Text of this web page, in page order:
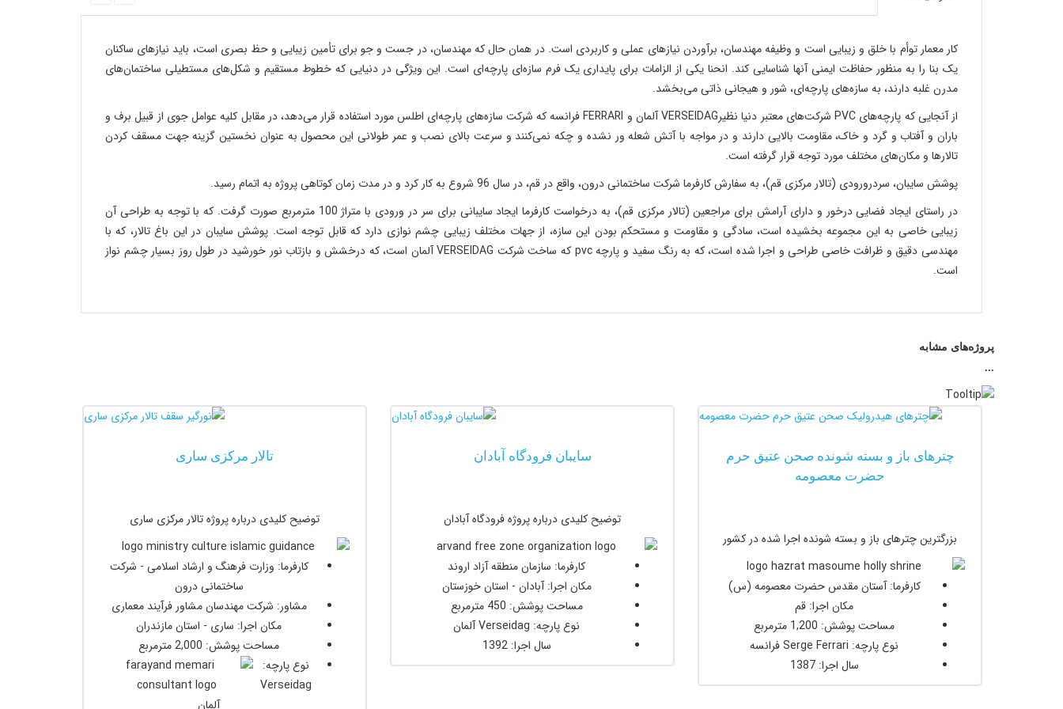
کار معمار توأم با خلق و زیبایی است و وظیفه مهندسان، برآوردن نیازهای عملی و کاربردی است. در همان حال که مهندسان، در جست و جو برای تأمین زیبایی و حظ بصری است، باید نیازهای ساکنان
یک بنا را به منظور حفاظت ایمنی آنها شناسایی کند. انحنا یکی از الزامات برای پایداری یک فرم سازه‌ای پارچه‌ای است. این ویژگی در دنیایی که خطوط مستقیم و شکل‌های مستطیلی ساختمان‌های
مدرن غلبه دارند، به سازه‌های پارچه‌ای، شور و هیجانی ذاتی می‌بخشد.
از آنجایی که پارچه‌های PVC شرکت‌های معتبر دنیا نظیرVERSEIDAG آلمان و FERRARI فرانسه که شرکت سازه‌های پارچه‌ای اطلس مورد استفاده قرار می‌دهد، در مقابل کلیه عوامل جوی از قبیل برف و
باران و آفتاب و گرد و خاک، مقاومت بالایی دارند و در مواجه با آتش شعله ور نشده و چکه نمی‌کنند و سرعت بالای نصب و عمر طولانی این محصول به عنوان نخستین گزینه جهت مسقف کردن
تالارها و مکان‌های مختلف مورد توجه قرار گرفته است.
پوشش سایبان، سردرورودی (تالار مرکزی قم)، به سفارش کارفرما شرکت ساختمانی درون، واقع در قم، در سال 96 شروع به کار کرد و در مدت زمان کوتاهی پروژه به اتمام رسید.
در راستای ایجاد فضایی درخور و دارای آرامش برای مراجعین (تالار مرکزی قم)، به درخواست کارفرما ایجاد سایبانی برای سر در ورودی با متراژ 100 مترمربع صورت گرفت. که با توجه به طراحی آن
زیبایی خاصی به این مجموعه بخشیده است، سادگی و مقاومت و مستحکم بودن این سازه، از جهات مختلف زیبایی چشم نوازی دارد که قابل توجه است. پوشش سایبان در این باغ تالار، که با
مهندسی دقیق و ظرافت خاصی طراحی و اجرا شده است، که به رنگ سفید و پارچه pvc که ساخت شرکت VERSEIDAG آلمان است، که درخشش و بازتاب نور خورشید در طول روز بسیار چشم نواز
است.
پروژه‌های مشابه
...
چترهای باز و بسته شونده صحن عتیق حرم
حضرت معصومه
بزرگترین چترهای باز و بسته شونده اجرا شده در کشور
کارفرما: آستان مقدس حضرت معصومه (س)
مکان اجرا: قم
مساحت پوشش: 1,200 مترمربع
نوع پارچه: Serge Ferrari فرانسه
سال اجرا: 1387
سایبان فرودگاه آبادان
توضیح کلیدی درباره پروژه فرودگاه آبادان
کارفرما: سازمان منطقه آزاد اروند
مکان اجرا: آبادان - استان خوزستان
مساحت پوشش: 450 مترمربع
نوع پارچه: Verseidag آلمان
سال اجرا: 1392
تالار مرکزی ساری
توضیح کلیدی درباره پروژه تالار مرکزی ساری
کارفرما: وزارت فرهنگ و ارشاد اسلامی - شرکت
ساختمانی درون
مشاور: شرکت مهندسان مشاور فرآیند معماری
مکان اجرا: ساری - استان مازندران
مساحت پوشش: 2,000 مترمربع
نوع پارچه:
Verseidag
آلمان